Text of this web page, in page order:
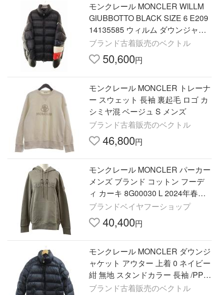
モンクレール MONCLER WILLM
GIUBBOTTO BLACK SIZE 6 E209
14135585 ウィルム ダウンジャケ
ット トリコロール ブラック ☆AA
★251016 メンズ
ブランド古着販売のベクトル
50,600円
モンクレール MONCLER トレーナ
ー スウェット 長袖 裏起毛 ロゴ カ
シミヤ混 ベージュ S メンズ
ブランド古着販売のベクトル
46,800円
モンクレール MONCLER パーカー
メンズ ブランド コットン フーデ
ィ カーキ 8G00030 L 2024年春夏
24SS カジュアル ストリート
ブランドベイヤフーショップ
40,400円
モンクレール MONCLER ダウンジ
ャケット アウター 上着 0 ネイビー
紺 無地 スタンドカラー 長袖 /PP ■
GY18 メンズ
ブランド古着販売のベクトル